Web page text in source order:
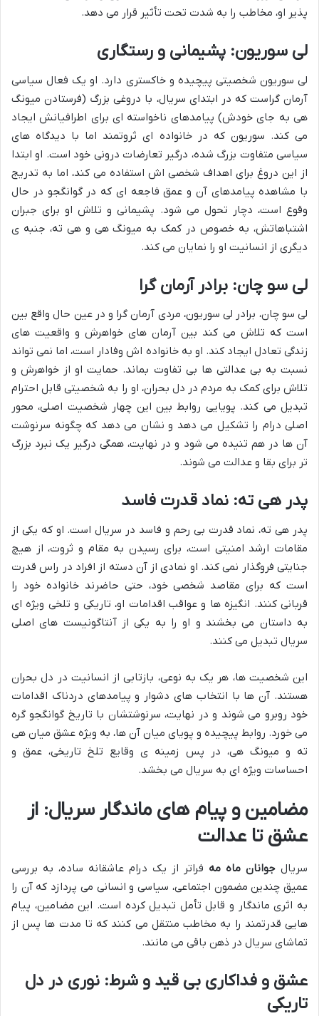
پذیر او، مخاطب را به شدت تحت تأثیر قرار می دهد.
لی سوریون: پشیمانی و رستگاری
لی سوریون شخصیتی پیچیده و خاکستری دارد. او یک فعال سیاسی
آرمان گراست که در ابتدای سریال، با دروغی بزرگ (فرستادن میونگ
هی به جای خودش) پیامدهای ناخواسته ای برای اطرافیانش ایجاد
می کند. سوریون که در خانواده ای ثروتمند اما با دیدگاه های
سیاسی متفاوت بزرگ شده، درگیر تعارضات درونی خود است. او ابتدا
از این دروغ برای اهداف شخصی اش استفاده می کند، اما به تدریج
با مشاهده پیامدهای آن و عمق فاجعه ای که در گوانگجو در حال
وقوع است، دچار تحول می شود. پشیمانی و تلاش او برای جبران
اشتباهاتش، به خصوص در کمک به میونگ هی و هی ته، جنبه ی
دیگری از انسانیت او را نمایان می کند.
لی سو چان: برادر آرمان گرا
لی سو چان، برادر لی سوریون، مردی آرمان گرا و در عین حال واقع بین
است که تلاش می کند بین آرمان های خواهرش و واقعیت های
زندگی تعادل ایجاد کند. او به خانواده اش وفادار است، اما نمی تواند
نسبت به بی عدالتی ها بی تفاوت بماند. حمایت او از خواهرش و
تلاش برای کمک به مردم در دل بحران، او را به شخصیتی قابل احترام
تبدیل می کند. پویایی روابط بین این چهار شخصیت اصلی، محور
اصلی درام را تشکیل می دهد و نشان می دهد که چگونه سرنوشت
آن ها در هم تنیده می شود و در نهایت، همگی درگیر یک نبرد بزرگ
تر برای بقا و عدالت می شوند.
پدر هی ته: نماد قدرت فاسد
پدر هی ته، نماد قدرت بی رحم و فاسد در سریال است. او که یکی از
مقامات ارشد امنیتی است، برای رسیدن به مقام و ثروت، از هیچ
جنایتی فروگذار نمی کند. او نمادی از آن دسته از افراد در راس قدرت
است که برای مقاصد شخصی خود، حتی حاضرند خانواده خود را
قربانی کنند. انگیزه ها و عواقب اقدامات او، تاریکی و تلخی ویژه ای
به داستان می بخشند و او را به یکی از آنتاگونیست های اصلی
سریال تبدیل می کنند.
این شخصیت ها، هر یک به نوعی، بازتابی از انسانیت در دل بحران
هستند. آن ها با انتخاب های دشوار و پیامدهای دردناک اقدامات
خود روبرو می شوند و در نهایت، سرنوشتشان با تاریخ گوانگجو گره
می خورد. روابط پیچیده و پویای میان آن ها، به ویژه عشق میان هی
ته و میونگ هی، در پس زمینه ی وقایع تلخ تاریخی، عمق و
احساسات ویژه ای به سریال می بخشد.
مضامین و پیام های ماندگار سریال: از
عشق تا عدالت
سریال جوانان ماه مه فراتر از یک درام عاشقانه ساده، به بررسی
عمیق چندین مضمون اجتماعی، سیاسی و انسانی می پردازد که آن را
به اثری ماندگار و قابل تأمل تبدیل کرده است. این مضامین، پیام
هایی قدرتمند را به مخاطب منتقل می کنند که تا مدت ها پس از
تماشای سریال در ذهن باقی می مانند.
عشق و فداکاری بی قید و شرط: نوری در دل
تاریکی